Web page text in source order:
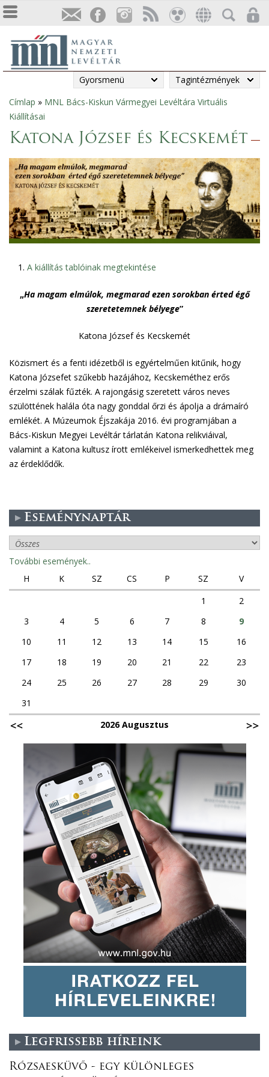
Gyorsmenü Tagintézmények
Jelenlegi
hely
Címlap » MNL Bács-Kiskun Vármegyei Levéltára Virtuális
Kiállításai
Katona József és Kecskemét
A kiállítás tablóinak megtekintése
„Ha magam elmúlok, megmarad ezen sorokban érted égő
szeretetemnek bélyege”
Katona József és Kecskemét
Közismert és a fenti idézetből is egyértelműen kitűnik, hogy
Katona Józsefet szűkebb hazájához, Kecskeméthez erős
érzelmi szálak fűzték. A rajongásig szeretett város neves
szülöttének halála óta nagy gonddal őrzi és ápolja a drámaíró
emlékét. A Múzeumok Éjszakája 2016. évi programjában a
Bács-Kiskun Megyei Levéltár tárlatán Katona relikviáival,
valamint a Katona kultusz írott emlékeivel ismerkedhettek meg
az érdeklődők.
Eseménynaptár
További események..
H
K SZ CS P SZ
V
1
2
3
4 5 6 7 8
9
10
11 12 13 14 15
16
17
18 19 20 21 22
23
24
25 26 27 28 29
30
31
2026 Augusztus
Legfrissebb híreink
Rózsaesküvő - egy különleges